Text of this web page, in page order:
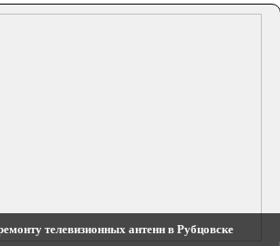
телевизионных антенн в Рубцовске